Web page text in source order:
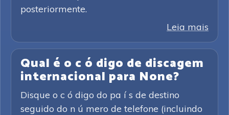
posteriormente.
Leia mais
Qual é o c ó digo de discagem
internacional para None?
Disque o c ó digo do pa í s de destino
seguido do n ú mero de telefone (incluindo